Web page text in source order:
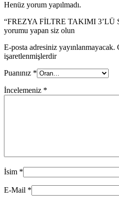
Henüz yorum yapılmadı.
“FREZYA FİLTRE TAKIMI 3’LÜ
yorumu yapan siz olun
E-posta adresiniz yayınlanmayacak.
işaretlenmişlerdir
Puanınız *
İncelemeniz *
İsim *
E-Mail *